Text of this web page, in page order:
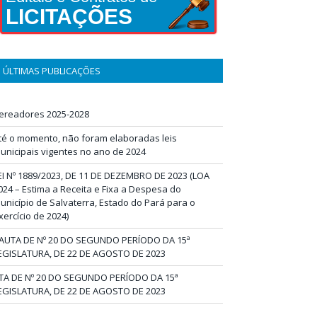
LICITAÇÕES
ÚLTIMAS PUBLICAÇÕES
2025-2028
o momento, não foram elaboradas leis
vigentes no ano de 2024
Nº 1889/2023, DE 11 DE DEZEMBRO DE 2023 (LOA
– Estima a Receita e Fixa a Despesa do
de Salvaterra, Estado do Pará para o
de 2024)
DE Nº 20 DO SEGUNDO PERÍODO DA 15ª
DE 22 DE AGOSTO DE 2023
DE Nº 20 DO SEGUNDO PERÍODO DA 15ª
DE 22 DE AGOSTO DE 2023